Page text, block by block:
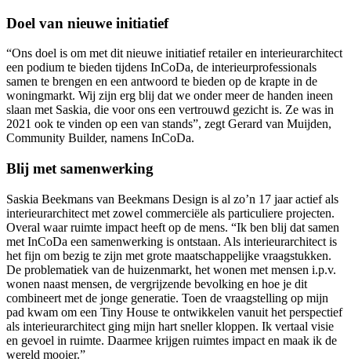
Doel van nieuwe initiatief
“Ons doel is om met dit nieuwe initiatief retailer en interieurarchitect
een podium te bieden tijdens InCoDa, de interieurprofessionals
samen te brengen en een antwoord te bieden op de krapte in de
woningmarkt. Wij zijn erg blij dat we onder meer de handen ineen
slaan met Saskia, die voor ons een vertrouwd gezicht is. Ze was in
2021 ook te vinden op een van stands”, zegt Gerard van Muijden,
Community Builder, namens InCoDa.
Blij met samenwerking
Saskia Beekmans van Beekmans Design is al zo’n 17 jaar actief als
interieurarchitect met zowel commerciële als particuliere projecten.
Overal waar ruimte impact heeft op de mens. “Ik ben blij dat samen
met InCoDa een samenwerking is ontstaan. Als interieurarchitect is
het fijn om bezig te zijn met grote maatschappelijke vraagstukken.
De problematiek van de huizenmarkt, het wonen met mensen i.p.v.
wonen naast mensen, de vergrijzende bevolking en hoe je dit
combineert met de jonge generatie. Toen de vraagstelling op mijn
pad kwam om een Tiny House te ontwikkelen vanuit het perspectief
als interieurarchitect ging mijn hart sneller kloppen. Ik vertaal visie
en gevoel in ruimte. Daarmee krijgen ruimtes impact en maak ik de
wereld mooier.”